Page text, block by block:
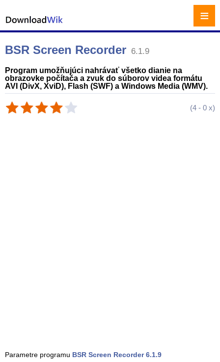
BSR Screen Recorder 6.1.9
Program umožňujúci nahrávať všetko dianie na
obrazovke počítača a zvuk do súborov videa formátu
AVI (DivX, XviD), Flash (SWF) a Windows Media (WMV).
(4 - 0 x)
Parametre programu BSR Screen Recorder 6.1.9
≡